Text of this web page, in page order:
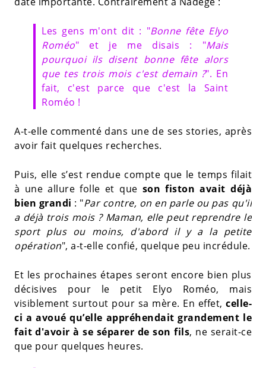
Les gens m'ont dit : "Bonne fête Elyo
Roméo" et je me disais : "Mais
pourquoi ils disent bonne fête alors
que tes trois mois c'est demain ?". En
fait, c'est parce que c'est la Saint
Roméo !
A-t-elle commenté dans une de ses stories, après
avoir fait quelques recherches.
Puis, elle s’est rendue compte que le temps filait
à une allure folle et que son fiston avait déjà
bien grandi : "Par contre, on en parle ou pas qu'il
a déjà trois mois ? Maman, elle peut reprendre le
sport plus ou moins, d'abord il y a la petite
opération", a-t-elle confié, quelque peu incrédule.
Et les prochaines étapes seront encore bien plus
décisives pour le petit Elyo Roméo, mais
visiblement surtout pour sa mère. En effet, celle-
ci a avoué qu’elle appréhendait grandement le
fait d'avoir à se séparer de son fils, ne serait-ce
que pour quelques heures.